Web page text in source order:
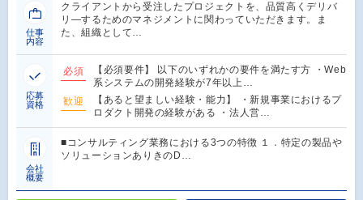
仕事
内容
クライアントから受注したプロジェクトを、品質高くデリバ
リ―するためのマネジメントに関わっていただきます。ま
た、組織として…
応募
資格
必須
【必須要件】 以下のいずれかの要件を満たす方 ・Web
系システムの開発経験が7年以上…
歓迎
【あると望ましい経験・能力】 ・新規事業におけるプ
ロダクト開発の経験がある ・法人営…
会社
概要
■コンサルティング業務における3つの特徴 １．特定の製品や
ソリューションありきのD…